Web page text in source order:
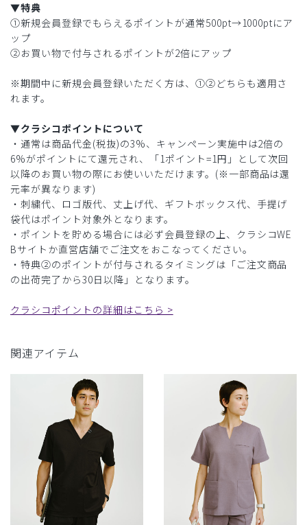
▼特典
①新規会員登録でもらえるポイントが通常500pt→1000ptにア
ップ
②お買い物で付与されるポイントが2倍にアップ
※期間中に新規会員登録いただく方は、①②どちらも適用さ
れます。
▼クラシコポイントについて
・通常は商品代金(税抜)の3%、キャンペーン実施中は2倍の
6%がポイントにて還元され、「1ポイント=1円」として次回
以降のお買い物の際にお使いいただけます。(※一部商品は還
元率が異なります)
・刺繍代、ロゴ版代、丈上げ代、ギフトボックス代、手提げ
袋代はポイント対象外となります。
・ポイントを貯める場合には必ず会員登録の上、クラシコWE
Bサイトか直営店舗でご注文をおこなってください。
・特典②のポイントが付与されるタイミングは「ご注文商品
の出荷完了から30日以降」となります。
クラシコポイントの詳細はこちら >
関連アイテム